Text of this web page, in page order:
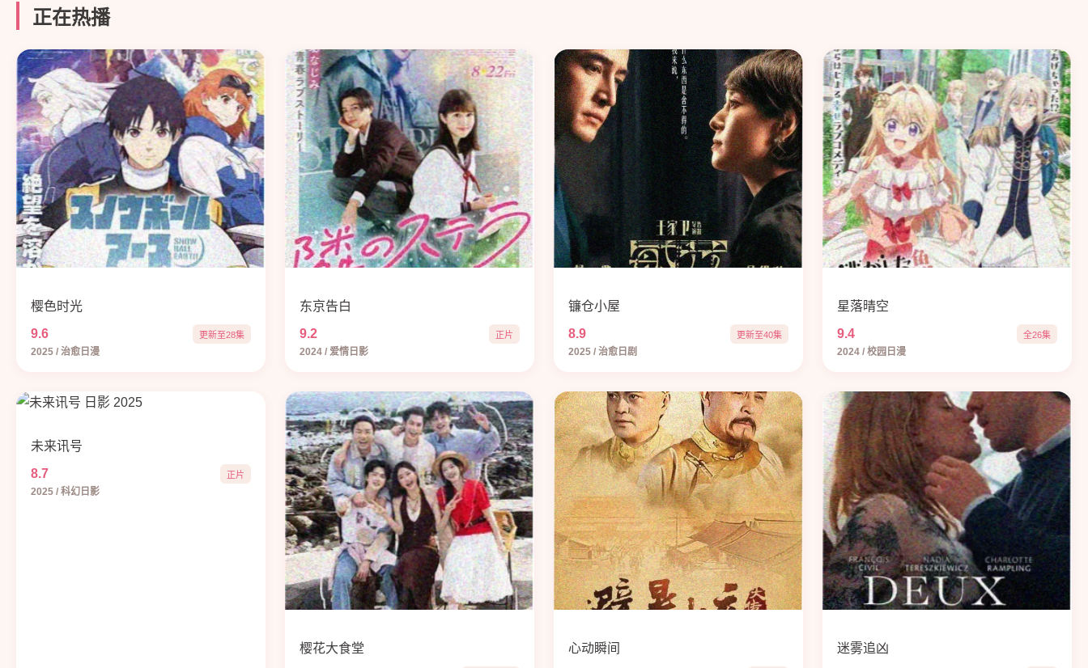
正在热播
樱色时光
9.6
更新至28集
2025 / 治愈日漫
东京告白
9.2
正片
2024 / 爱情日影
镰仓小屋
8.9
更新至40集
2025 / 治愈日剧
星落晴空
9.4
全26集
2024 / 校园日漫
未来讯号
8.7
正片
2025 / 科幻日影
樱花大食堂
心动瞬间
迷雾追凶